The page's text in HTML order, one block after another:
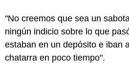
"No creemos que sea un
ningún indicio sobre lo que
estaban en un depósito e iban
chatarra en poco tiempo".